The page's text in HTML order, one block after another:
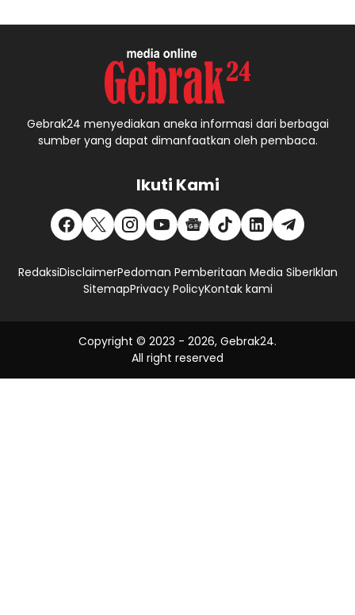
Gebrak24 menyediakan aneka informasi dari berbagai
sumber yang dapat dimanfaatkan oleh pembaca.
Ikuti Kami
RedaksiDisclaimerPedoman Pemberitaan Media SiberIklan
SitemapPrivacy PolicyKontak kami
Copyright © 2023 - 2026, Gebrak24.
All right reserved